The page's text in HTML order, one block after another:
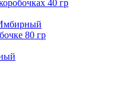
40 гр
80 гр